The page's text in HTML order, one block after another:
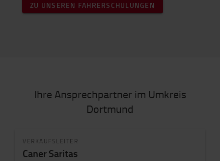
ZU UNSEREN FAHRERSCHULUNGEN
Ihre Ansprechpartner im Umkreis
Dortmund
VERKAUFSLEITER
Caner Saritas